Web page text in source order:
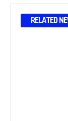
RELATED